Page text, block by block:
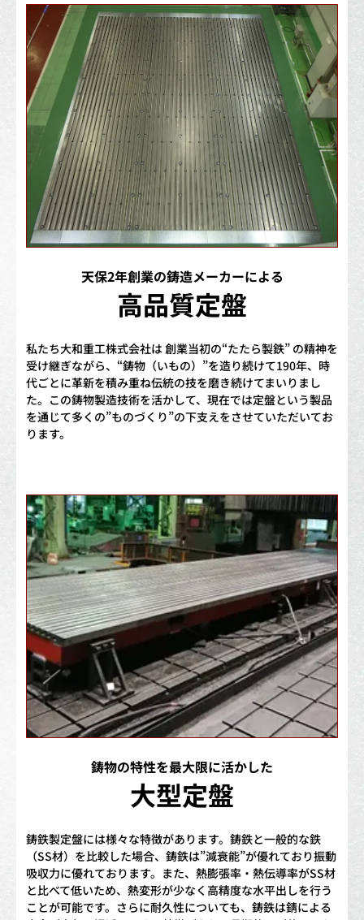
天保2年創業の鋳造メーカーによる
高品質定盤
私たち大和重工株式会社は 創業当初の“たたら製鉄” の精神を
受け継ぎながら、“鋳物（いもの）”を造り続けて190年、時
代ごとに革新を積み重ね伝統の技を磨き続けてまいりまし
た。この鋳物製造技術を活かして、現在では定盤という製品
を通じて多くの”ものづくり”の下支えをさせていただいてお
ります。
鋳物の特性を最大限に活かした
大型定盤
鋳鉄製定盤には様々な特徴があります。鋳鉄と一般的な鉄
（SS材）を比較した場合、鋳鉄は”減衰能”が優れており振動
吸収力に優れております。また、熱膨張率・熱伝導率がSS材
と比べて低いため、熱変形が少なく高精度な水平出しを行う
ことが可能です。さらに耐久性についても、鋳鉄は錆による